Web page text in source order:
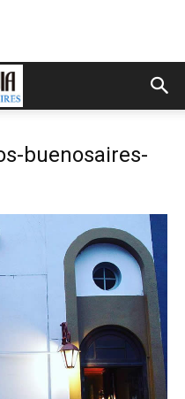
buenosaires-